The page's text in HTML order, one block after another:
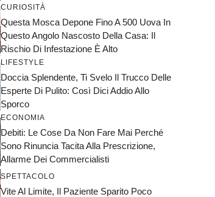
CURIOSITÀ
Questa Mosca Depone Fino A 500 Uova In
Questo Angolo Nascosto Della Casa: Il
Rischio Di Infestazione È Alto
LIFESTYLE
Doccia Splendente, Ti Svelo Il Trucco Delle
Esperte Di Pulito: Così Dici Addio Allo
Sporco
ECONOMIA
Debiti: Le Cose Da Non Fare Mai Perché
Sono Rinuncia Tacita Alla Prescrizione,
Allarme Dei Commercialisti
SPETTACOLO
Vite Al Limite, Il Paziente Sparito Poco